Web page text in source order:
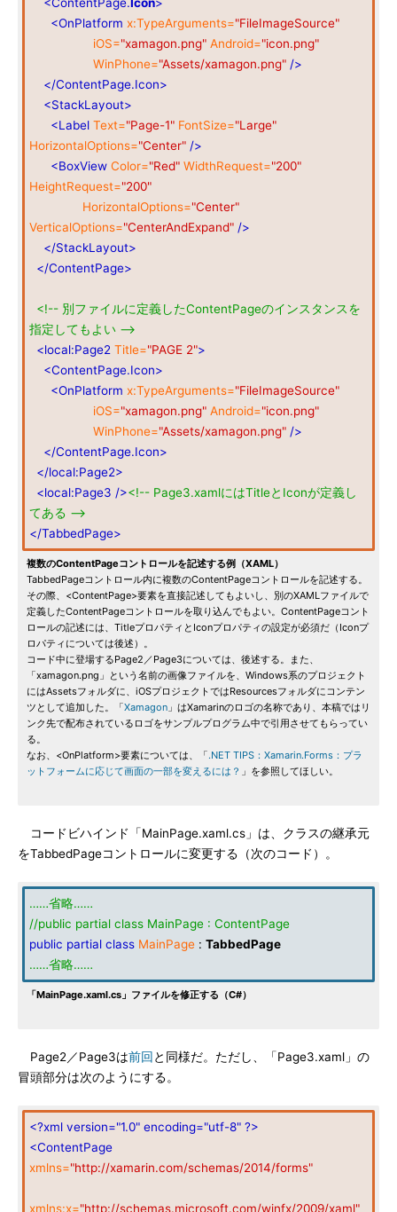
<OnPlatform x:TypeArguments="FileImageSource"
iOS="xamagon.png" Android="icon.png"
WinPhone="Assets/xamagon.png" />
</ContentPage.Icon>
<StackLayout>
<Label Text="Page-1" FontSize="Large"
HorizontalOptions="Center" />
<BoxView Color="Red" WidthRequest="200"
HeightRequest="200"
HorizontalOptions="Center"
VerticalOptions="CenterAndExpand" />
</StackLayout>
</ContentPage>
<!-- 別ファイルに定義したContentPageのインスタンスを
指定してもよい -->
<local:Page2 Title="PAGE 2">
<ContentPage.Icon>
<OnPlatform x:TypeArguments="FileImageSource"
iOS="xamagon.png" Android="icon.png"
WinPhone="Assets/xamagon.png" />
</ContentPage.Icon>
</local:Page2>
<local:Page3 /><!-- Page3.xamlにはTitleとIconが定義し
てある -->
</TabbedPage>
複数のContentPageコントロールを記述する例（XAML）
TabbedPageコントロール内に複数のContentPageコントロールを記述する。
その際、<ContentPage>要素を直接記述してもよいし、別のXAMLファイルで
定義したContentPageコントロールを取り込んでもよい。ContentPageコント
ロールの記述には、TitleプロパティとIconプロパティの設定が必須だ（Iconプ
ロパティについては後述）。
コード中に登場するPage2／Page3については、後述する。また、
「xamagon.png」という名前の画像ファイルを、Windows系のプロジェクト
にはAssetsフォルダに、iOSプロジェクトではResourcesフォルダにコンテン
ツとして追加した。「Xamagon 」はXamarinのロゴの名称であり、本稿ではリ
ンク先で配布されているロゴをサンプルプログラム中で引用させてもらってい
る。
なお、<OnPlatform>要素については、「.NET TIPS：Xamarin.Forms：プラ
ットフォームに応じて画面の一部を変えるには？ 」を参照してほしい。
コードビハインド「MainPage.xaml.cs」は、クラスの継承元
をTabbedPageコントロールに変更する（次のコード）。
……省略……
//public partial class MainPage : ContentPage
public partial class MainPage : TabbedPage
……省略……
「MainPage.xaml.cs」ファイルを修正する（C#）
Page2／Page3は前回 と同様だ。ただし、「Page3.xaml」の
冒頭部分は次のようにする。
<?xml version="1.0" encoding="utf-8" ?>
<ContentPage
xmlns="http://xamarin.com/schemas/2014/forms"
xmlns:x="http://schemas.microsoft.com/winfx/2009/xaml"